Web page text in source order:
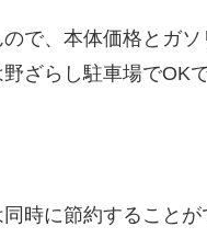
で、本体価格とガ
ざらし駐車場でOKで
時に節約することが